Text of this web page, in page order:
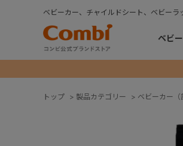
ベビーカー、チャイルドシート、ベビーラ
ベビ
トップ > 製品カテゴリー > ベビーカー（